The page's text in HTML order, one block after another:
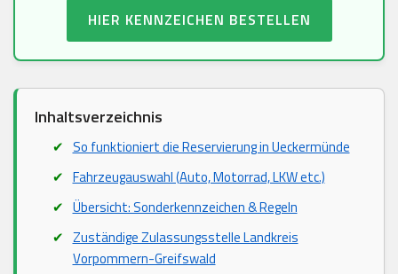
HIER KENNZEICHEN BESTELLEN
Inhaltsverzeichnis
So funktioniert die Reservierung in Ueckermünde
Fahrzeugauswahl (Auto, Motorrad, LKW etc.)
Übersicht: Sonderkennzeichen & Regeln
Zuständige Zulassungsstelle Landkreis
Vorpommern-Greifswald